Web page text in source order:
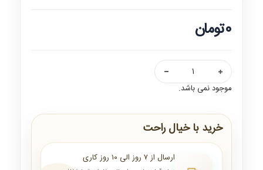
0تومان
موجود نمی باشد.
خرید با خیال راحت
ارسال از ۷ روز الی ۱۰ روز کاری